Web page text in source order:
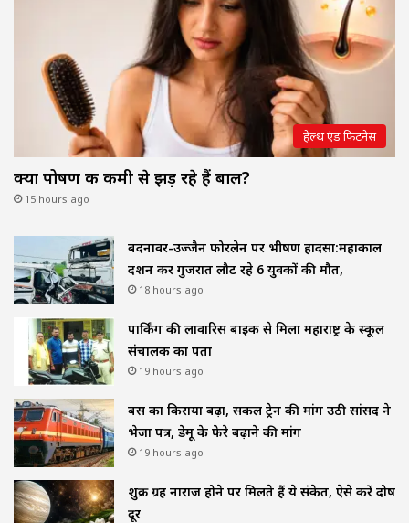
हेल्थ एंड फिटनेस
क्या पोषण की कमी से झड़ रहे हैं बाल?
15 hours ago
बदनावर-उज्जैन फोरलेन पर भीषण हादसा:महाकाल
दर्शन कर गुजरात लौट रहे 6 युवकों की मौत,
18 hours ago
पार्किंग की लावारिस बाइक से मिला महाराष्ट्र के स्कूल
संचालक का पता
19 hours ago
बस का किराया बढ़ा, सर्कल ट्रेन की मांग उठी सांसद ने
भेजा पत्र, डेमू के फेरे बढ़ाने की मांग
19 hours ago
शुक्र ग्रह नाराज होने पर मिलते हैं ये संकेत, ऐसे करें दोष
दूर